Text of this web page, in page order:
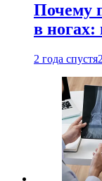
Почему
в ногах:
2 года спустя